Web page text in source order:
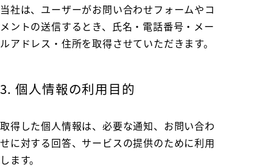
当社は、ユーザーがお問い合わせフォームやコ
メントの送信するとき、氏名・電話番号・メー
ルアドレス・住所を取得させていただきます。
3. 個人情報の利用目的
取得した個人情報は、必要な通知、お問い合わ
せに対する回答、サービスの提供のために利用
します。